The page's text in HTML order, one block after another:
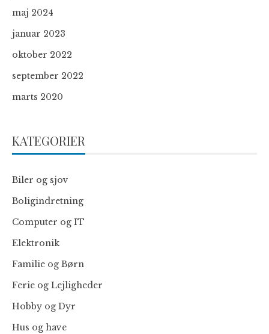
maj 2024
januar 2023
oktober 2022
september 2022
marts 2020
KATEGORIER
Biler og sjov
Boligindretning
Computer og IT
Elektronik
Familie og Børn
Ferie og Lejligheder
Hobby og Dyr
Hus og have